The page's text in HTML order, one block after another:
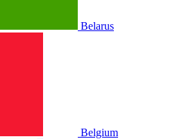
Belarus
Belgium